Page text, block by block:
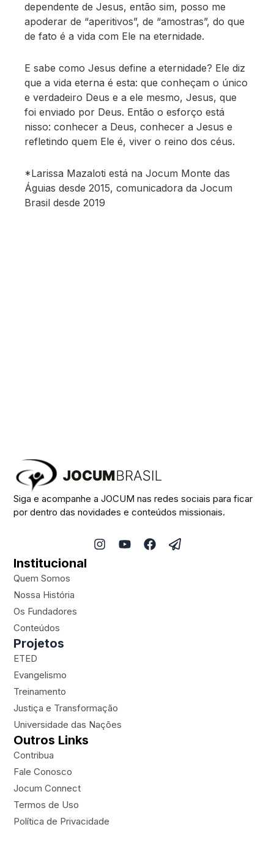
dependente de Jesus, então sim, posso me
apoderar de “aperitivos”, de “amostras”, do que
de fato é a vida com Ele na eternidade.
E sabe como Jesus define a eternidade? Ele diz
que a vida eterna é esta: que conheçam o único
e verdadeiro Deus e a ele mesmo, Jesus, que
foi enviado por Deus. Então o esforço está
nisso: conhecer a Deus, conhecer a Jesus e
refletindo quem Ele é, viver o reino dos céus.
*Larissa Mazaloti está na Jocum Monte das
Águias desde 2015, comunicadora da Jocum
Brasil desde 2019
Siga e acompanhe a JOCUM nas redes sociais para ficar
por dentro das novidades e conteúdos missionais.
I
n
Y
o
F
a
P
a
Institucional
Quem Somos
Nossa História
Os Fundadores
Conteúdos
Projetos
ETED
Evangelismo
Treinamento
Justiça e Transformação
Universidade das Nações
Outros Links
Contribua
Fale Conosco
Jocum Connect
Termos de Uso
Política de Privacidade